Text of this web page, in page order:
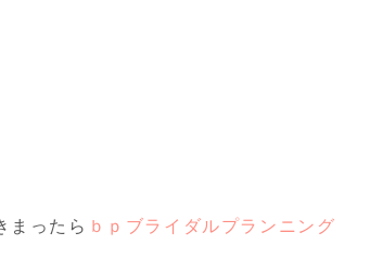
まったら ｂｐブライダルプランニング